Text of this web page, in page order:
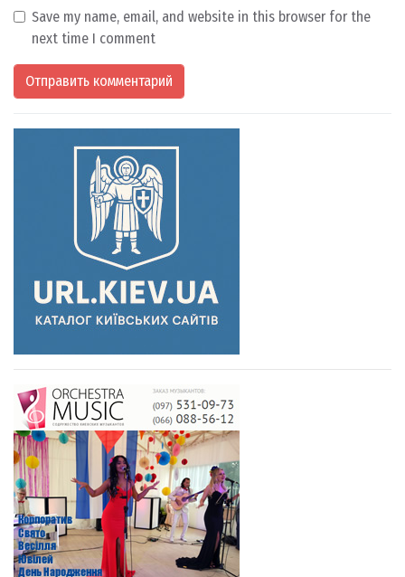
Save my name, email, and website in this browser for the
next time I comment